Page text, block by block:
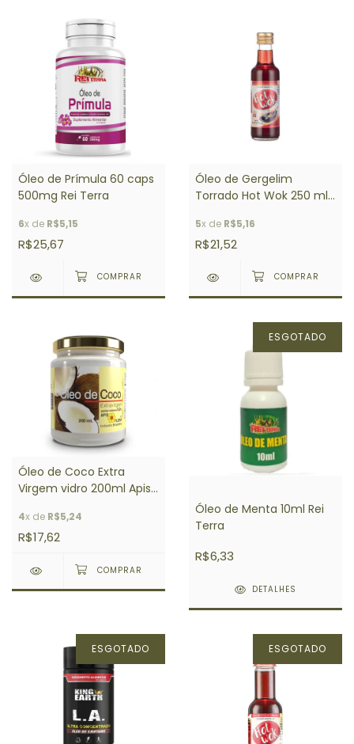
Óleo de Prímula 60 caps
500mg Rei Terra
6x de R$5,15
R$25,67
Óleo de Gergelim
Torrado Hot Wok 250 ml
5x de R$5,16
R$21,52
Óleo de Coco Extra
Virgem vidro 200ml Apis
4x de R$5,24
R$17,62
ESGOTADO
Óleo de Menta 10ml Rei
Terra
R$6,33
DETALHES
ESGOTADO ESGOTADO